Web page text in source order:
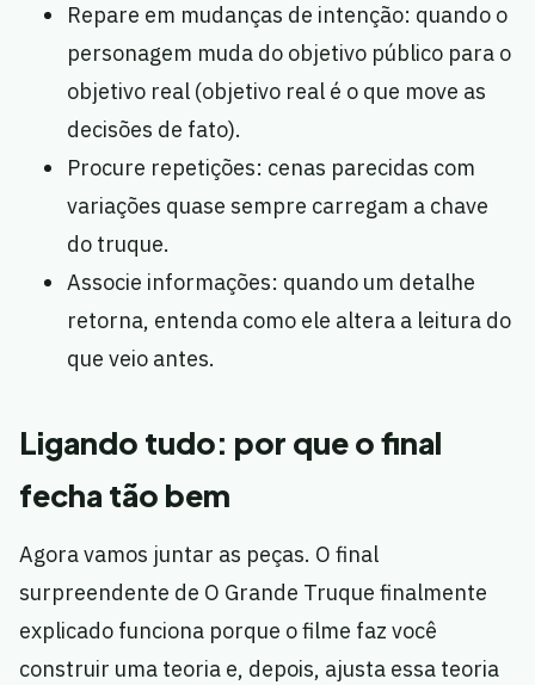
Repare em mudanças de intenção: quando o
personagem muda do objetivo público para o
objetivo real (objetivo real é o que move as
decisões de fato).
Procure repetições: cenas parecidas com
variações quase sempre carregam a chave
do truque.
Associe informações: quando um detalhe
retorna, entenda como ele altera a leitura do
que veio antes.
Ligando tudo: por que o final
fecha tão bem
Agora vamos juntar as peças. O final
surpreendente de O Grande Truque finalmente
explicado funciona porque o filme faz você
construir uma teoria e, depois, ajusta essa teoria